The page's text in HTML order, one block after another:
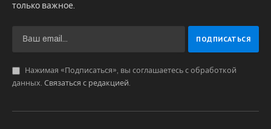
только важное.
Нажимая «Подписаться», вы соглашаетесь с обработкой
данных. Связаться с редакцией